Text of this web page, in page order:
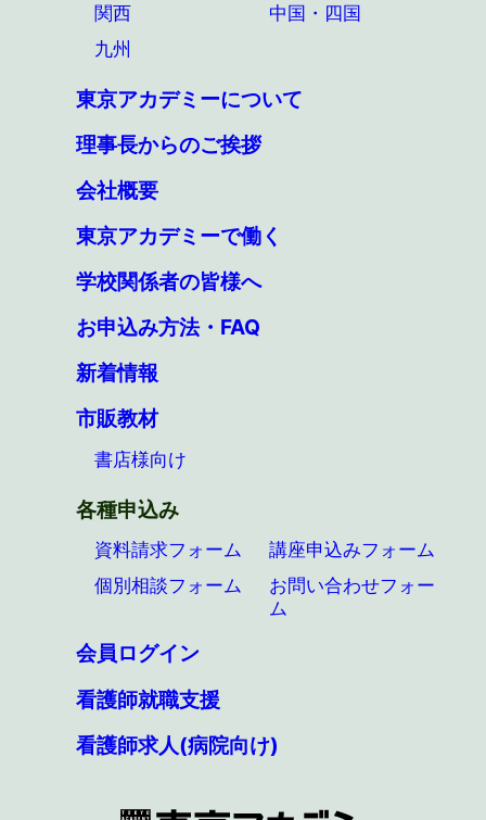
関西
中国・四国
九州
東京アカデミーについて
理事長からのご挨拶
会社概要
東京アカデミーで働く
学校関係者の皆様へ
お申込み方法・FAQ
新着情報
市販教材
書店様向け
各種申込み
資料請求フォーム
講座申込みフォーム
個別相談フォーム
お問い合わせフォー
ム
会員ログイン
看護師就職支援
看護師求人(病院向け)